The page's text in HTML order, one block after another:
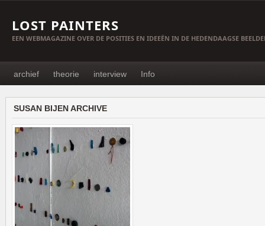
LOST PAINTERS
EEN WEBMAGAZINE OVER DE POSITIES EN IDEEËN IN DE HEDENDAAGSE
archief theorie interview Info
SUSAN BIJEN ARCHIVE